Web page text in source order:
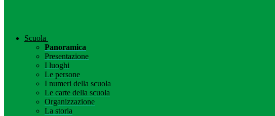
Scuola
Panoramica
Presentazione
I luoghi
Le persone
I numeri della scuola
Le carte della scuola
Organizzazione
La storia